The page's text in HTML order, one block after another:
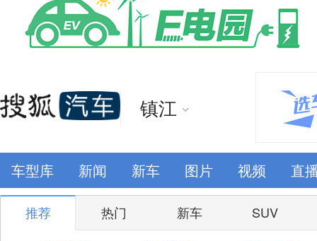
镇江
车型库 新闻 新车 图片 视频 直
推荐 热门 新车 SUV